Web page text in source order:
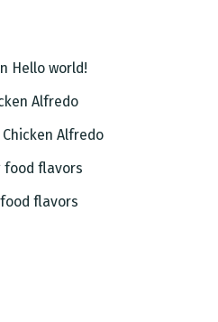
Hello world!
Alfredo
Chicken Alfredo
food flavors
flavors